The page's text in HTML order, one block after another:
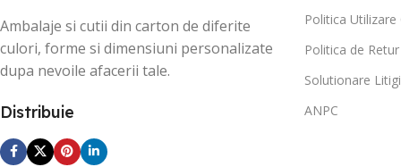
Ambalaje si cutii din carton de diferite
culori, forme si dimensiuni personalizate
dupa nevoile afacerii tale.
Distribuie
Politica Utilizare
Politica de Retur
Solutionare
ANPC